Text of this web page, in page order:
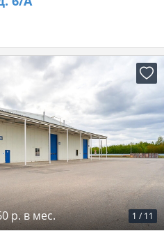
1 / 11
р. в мес.